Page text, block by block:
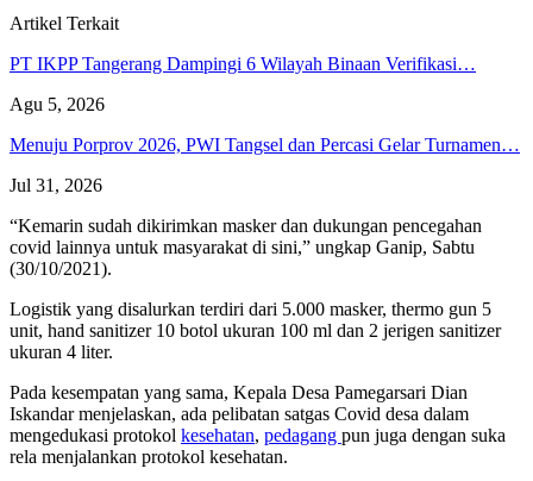
Artikel Terkait
PT IKPP Tangerang Dampingi 6 Wilayah Binaan Verifikasi…
Agu 5, 2026
Menuju Porprov 2026, PWI Tangsel dan Percasi Gelar Turnamen…
Jul 31, 2026
“Kemarin sudah dikirimkan masker dan dukungan pencegahan
covid lainnya untuk masyarakat di sini,” ungkap Ganip, Sabtu
(30/10/2021).
Logistik yang disalurkan terdiri dari 5.000 masker, thermo gun 5
unit, hand sanitizer 10 botol ukuran 100 ml dan 2 jerigen sanitizer
ukuran 4 liter.
Pada kesempatan yang sama, Kepala Desa Pamegarsari Dian
Iskandar menjelaskan, ada pelibatan satgas Covid desa dalam
mengedukasi protokol kesehatan, pedagang pun juga dengan suka
rela menjalankan protokol kesehatan.